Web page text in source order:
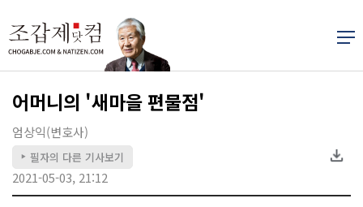
어머니의 '새마을 편물점'
엄상익(변호사)
▶ 필자의 다른 기사보기
2021-05-03, 21:12